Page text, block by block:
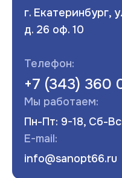
г. Екатеринбург,
д. 26 оф. 10
Телефон:
+7 (343) 360
Мы работаем:
Пн-Пт: 9-18, Сб-
E-mail:
info@sanopt66.ru